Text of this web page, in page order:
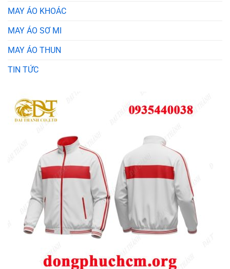
MAY ÁO KHOÁC
MAY ÁO SƠ MI
MAY ÁO THUN
TIN TỨC